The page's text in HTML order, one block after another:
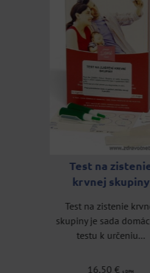
Test na zistenie
krvnej skupiny
Test na zistenie krvnej
skupiny je sada
testu k určeniu...
16,50 €s DPH